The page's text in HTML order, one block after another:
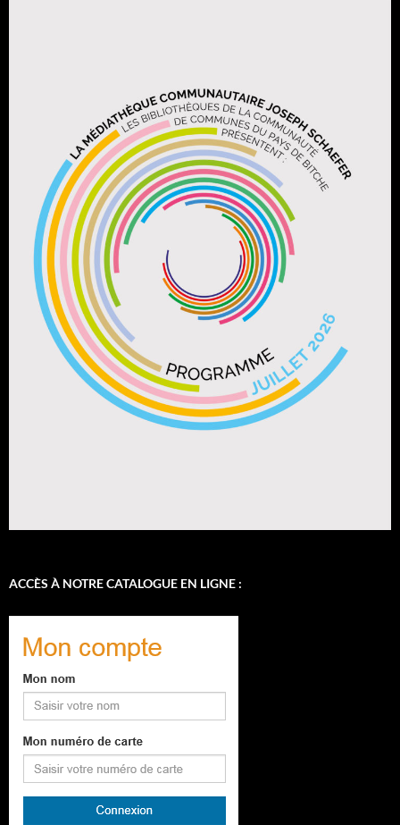
ACCÈS À NOTRE CATALOGUE EN LIGNE :